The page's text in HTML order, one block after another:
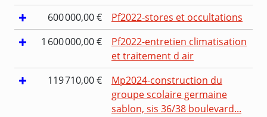
600 000,00 €
Pf2022-stores et occultations
1 600 000,00 €
Pf2022-entretien climatisation
et traitement d air
119 710,00 €
Mp2024-construction du
groupe scolaire germaine
sablon, sis 36/38 boulevard...